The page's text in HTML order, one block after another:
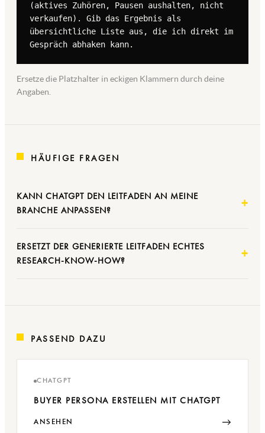
(aktives Zuhören, Pausen aushalten, nicht
verkaufen). Gib das Ergebnis als
übersichtliche Liste aus, die ich direkt im
Gespräch abhaken kann.
Ersetze die Platzhalter in eckigen Klammern durch deine
Angaben.
HÄUFIGE FRAGEN
KANN CHATGPT DEN LEITFADEN AN MEINE
BRANCHE ANPASSEN?
ERSETZT DER GENERIERTE LEITFADEN ECHTES
RESEARCH-KNOW-HOW?
PASSEND DAZU
CHATGPT
BUYER PERSONA ERSTELLEN MIT CHATGPT
ANSEHEN →